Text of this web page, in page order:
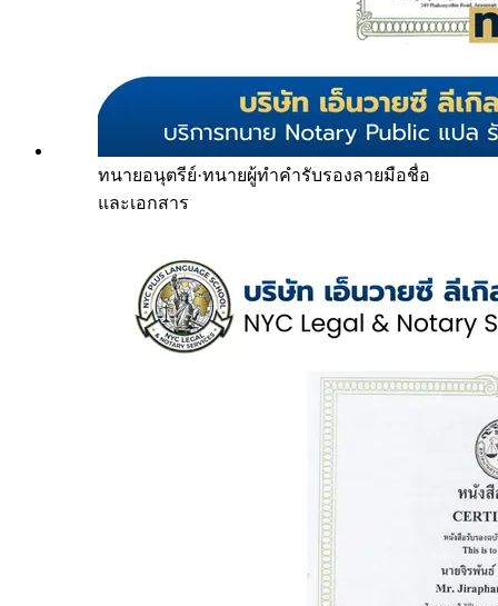
ทนายอนุตรีย์·ทนายผู้ทำคำรับรองลายมือชื่อ
และเอกสาร